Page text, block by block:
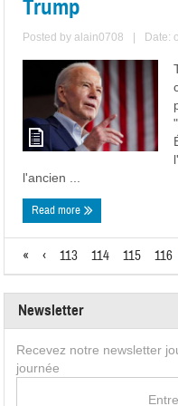
Trump
Posted byalain0708 Date:
l'ancien ...
Read more
« ‹ 113 114 115 116
Newsletter
Recevez notre newsletter
journée